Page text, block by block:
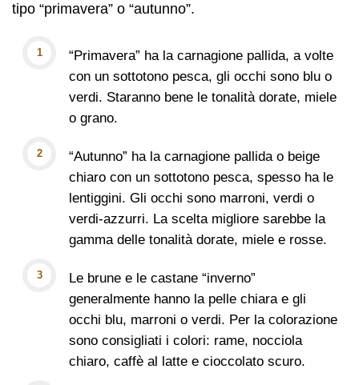
tipo “primavera” o “autunno”.
“Primavera” ha la carnagione pallida, a volte
con un sottotono pesca, gli occhi sono blu o
verdi. Staranno bene le tonalità dorate, miele
o grano.
“Autunno” ha la carnagione pallida o beige
chiaro con un sottotono pesca, spesso ha le
lentiggini. Gli occhi sono marroni, verdi o
verdi-azzurri. La scelta migliore sarebbe la
gamma delle tonalità dorate, miele e rosse.
Le brune e le castane “inverno”
generalmente hanno la pelle chiara e gli
occhi blu, marroni o verdi. Per la colorazione
sono consigliati i colori: rame, nocciola
chiaro, caffè al latte e cioccolato scuro.